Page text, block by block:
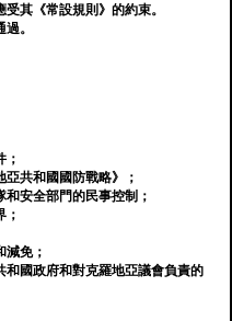
其《常設規則》的約束。
。
；
共和國國防戰略》；
安全部門的民事控制；
；
免；
國政府和對克羅地亞議會負責的